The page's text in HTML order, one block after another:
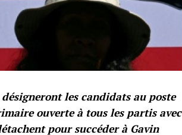
les candidats au poste
ouverte à tous les partis avec
pour succéder à Gavin